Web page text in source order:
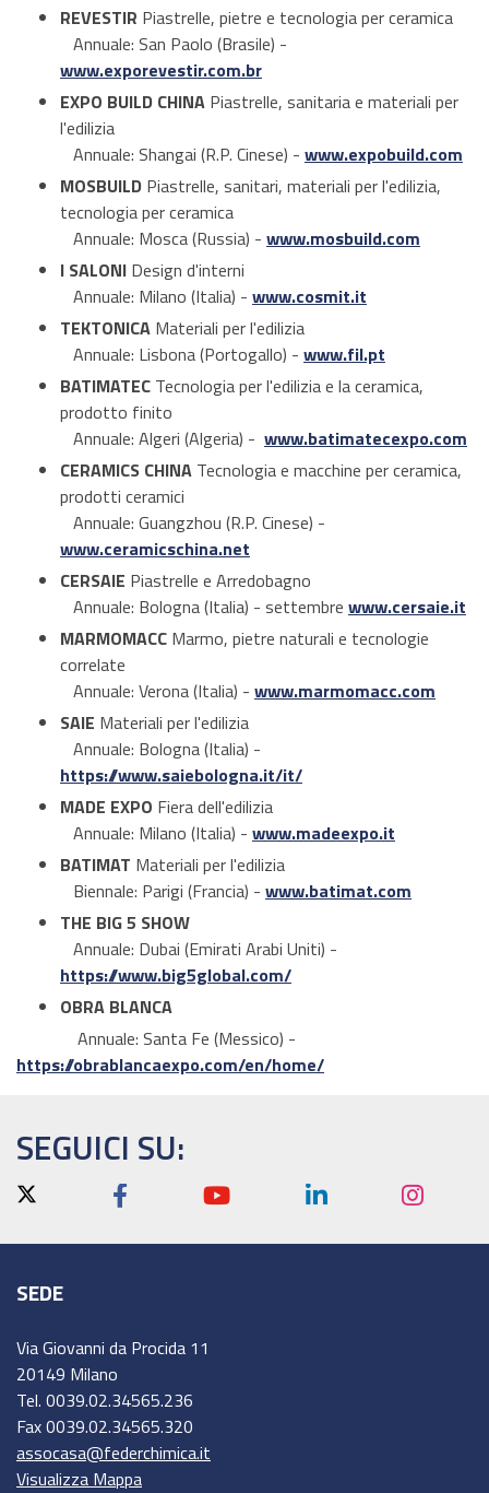
REVESTIR Piastrelle, pietre e tecnologia per ceramica
Annuale: San Paolo (Brasile) -
www.exporevestir.com.br
EXPO BUILD CHINA Piastrelle, sanitaria e materiali per
l'edilizia
Annuale: Shangai (R.P. Cinese) - www.expobuild.com
MOSBUILD Piastrelle, sanitari, materiali per l'edilizia,
tecnologia per ceramica
Annuale: Mosca (Russia) - www.mosbuild.com
I SALONI Design d'interni
Annuale: Milano (Italia) - www.cosmit.it
TEKTONICA Materiali per l'edilizia
Annuale: Lisbona (Portogallo) - www.fil.pt
BATIMATEC Tecnologia per l'edilizia e la ceramica,
prodotto finito
Annuale: Algeri (Algeria) - www.batimatecexpo.com
CERAMICS CHINA Tecnologia e macchine per ceramica,
prodotti ceramici
Annuale: Guangzhou (R.P. Cinese) -
www.ceramicschina.net
CERSAIE Piastrelle e Arredobagno
Annuale: Bologna (Italia) - settembre www.cersaie.it
MARMOMACC Marmo, pietre naturali e tecnologie
correlate
Annuale: Verona (Italia) - www.marmomacc.com
SAIE Materiali per l'edilizia
Annuale: Bologna (Italia) -
https://www.saiebologna.it/it/
MADE EXPO Fiera dell'edilizia
Annuale: Milano (Italia) - www.madeexpo.it
BATIMAT Materiali per l'edilizia
Biennale: Parigi (Francia) - www.batimat.com
THE BIG 5 SHOW
Annuale: Dubai (Emirati Arabi Uniti) -
https://www.big5global.com/
OBRA BLANCA
Annuale: Santa Fe (Messico) -
https://obrablancaexpo.com/en/home/
SEGUICI SU:
SEDE
Via Giovanni da Procida 11
20149 Milano
Tel. 0039.02.34565.236
Fax 0039.02.34565.320
assocasa@federchimica.it
Visualizza Mappa